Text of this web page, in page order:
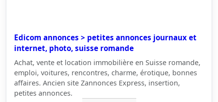
Edicom annonces > petites annonces journaux et
internet, photo, suisse romande
Achat, vente et location immobilière en Suisse romande,
emploi, voitures, rencontres, charme, érotique, bonnes
affaires. Ancien site Zannonces Express, insertion,
petites annonces.